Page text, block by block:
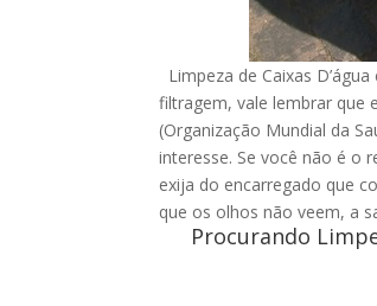
Limpeza de Caixas
filtragem, vale lembrar que
(Organização Mundial da
interesse. Se você não é o
exija do encarregado que
que os olhos não veem, a
Procurando